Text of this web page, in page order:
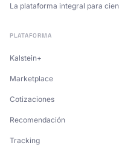
La plataforma integral para
PLATAFORMA
Kalstein+
Marketplace
Cotizaciones
Recomendación
Tracking